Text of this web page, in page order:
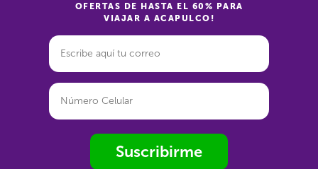
OFERTAS DE HASTA EL 60% PARA
VIAJAR A ACAPULCO!
Suscribirme